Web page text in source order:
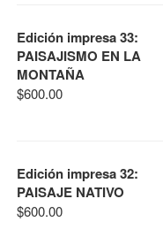
Edición impresa 33:
PAISAJISMO EN LA
MONTAÑA
$600.00
Edición impresa 32:
PAISAJE NATIVO
$600.00